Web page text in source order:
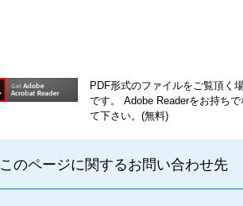
PDF形式のファイルをご覧頂く
です。
Adobe Readerをお持ち
て下さい。(無料)
このページに関するお問い合わせ先